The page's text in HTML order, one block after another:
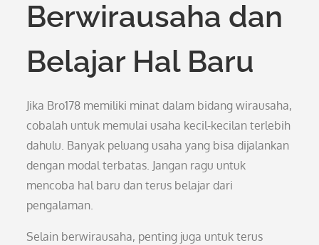
Berwirausaha dan
Belajar Hal Baru
Jika Bro178 memiliki minat dalam bidang wirausaha,
cobalah untuk memulai usaha kecil-kecilan terlebih
dahulu. Banyak peluang usaha yang bisa dijalankan
dengan modal terbatas. Jangan ragu untuk
mencoba hal baru dan terus belajar dari
pengalaman.
Selain berwirausaha, penting juga untuk terus